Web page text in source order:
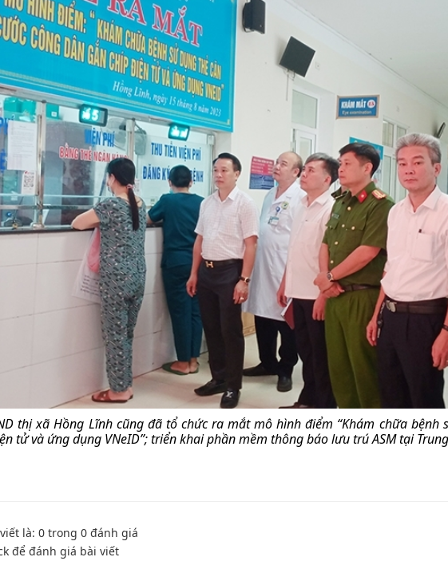
thị xã Hồng Lĩnh cũng đã tổ chức ra mắt mô hình điểm “Khám chữa bệnh
tử và ứng dụng VNeID”; triển khai phần mềm thông báo lưu trú ASM tại
là: 0 trong 0 đánh giá
để đánh giá bài viết